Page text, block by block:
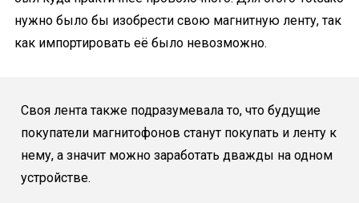
нужно было бы изобрести свою магнитную ленту, так
как импортировать её было невозможно.
Своя лента также подразумевала то, что будущие
покупатели магнитофонов станут покупать и ленту к
нему, а значит можно заработать дважды на одном
устройстве.